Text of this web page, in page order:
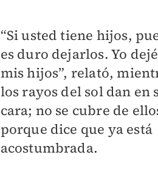
“Si usted tiene hijos,
es duro dejarlos. Yo
mis hijos”, relató,
los rayos del sol dan en
cara; no se cubre de
porque dice que ya está
acostumbrada.